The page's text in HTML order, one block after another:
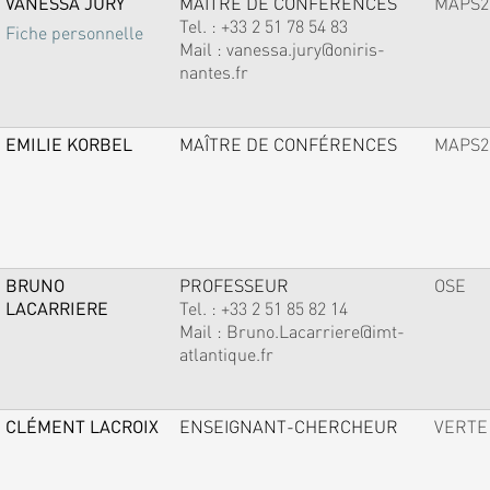
Fiche personnelle
Tel. : +33 2 51 78 54 83
Mail : vanessa.jury@oniris-
nantes.fr
EMILIE KORBEL MAÎTRE DE CONFÉRENCES MAPS2
BRUNO
LACARRIERE
PROFESSEUR
Tel. : +33 2 51 85 82 14
Mail : Bruno.Lacarriere@imt-
atlantique.fr
OSE
CLÉMENT LACROIX ENSEIGNANT-CHERCHEUR VERTE